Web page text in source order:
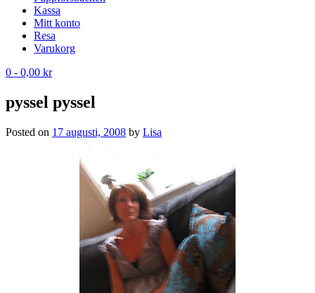
Kassa
Mitt konto
Resa
Varukorg
0 - 0,00 kr
pyssel pyssel
Posted on 17 augusti, 2008 by Lisa